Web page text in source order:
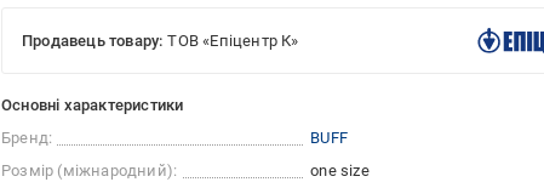
Продавець товару: ТОВ «Епіцентр К»
Основні характеристики
Бренд:
BUFF
Розмір (міжнародний):
one size